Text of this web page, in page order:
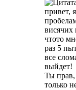
привет,
висячих
чтото
раз 5
все
выйдет!
Ты прав,
только